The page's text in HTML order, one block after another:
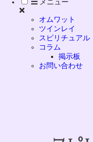
メニュー
オムワット
ツインレイ
スピリチュアル
コラム
掲示板
お問い合わせ